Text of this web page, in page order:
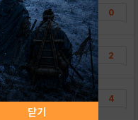
(술사.. 0
2
전후비교 4
닫기